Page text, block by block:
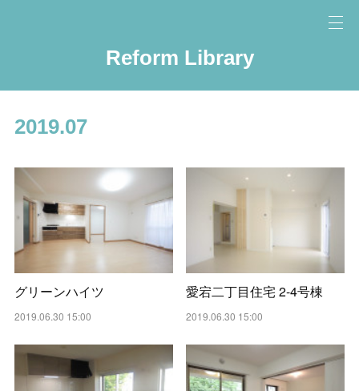
Reform Library
2019.07
グリーンハイツ
2019.06.30 15:00
愛宕二丁目住宅 2-4号棟
2019.06.30 15:00